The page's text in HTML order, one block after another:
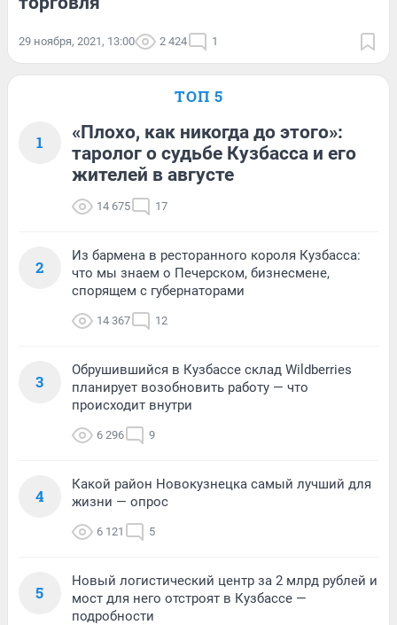
29 ноября, 2021, 13:00 2 424 1
ТОП 5
1
«Плохо, как никогда до этого»:
таролог о судьбе Кузбасса и его
жителей в августе
14 675 17
2
Из бармена в ресторанного короля Кузбасса:
что мы знаем о Печерском, бизнесмене,
спорящем с губернаторами
14 367 12
3
Обрушившийся в Кузбассе склад Wildberries
планирует возобновить работу — что
происходит внутри
6 296 9
4
Какой район Новокузнецка самый лучший для
жизни — опрос
6 121 5
5
Новый логистический центр за 2 млрд рублей и
мост для него отстроят в Кузбассе —
подробности